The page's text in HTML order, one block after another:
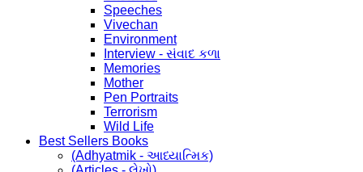
Speeches
Vivechan
Environment
Interview - સંવાદ કળા
Memories
Mother
Pen Portraits
Terrorism
Wild Life
Best Sellers Books
(Adhyatmik - આધ્યાત્મિક)